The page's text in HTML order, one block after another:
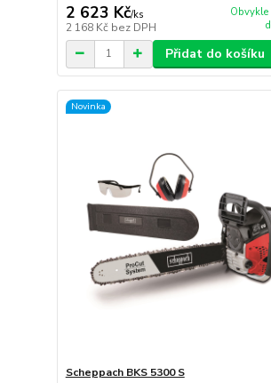
2 623 Kč/ks
2 168 Kč bez DPH
Přidat do košíku
Novinka
Scheppach BKS 5300 S